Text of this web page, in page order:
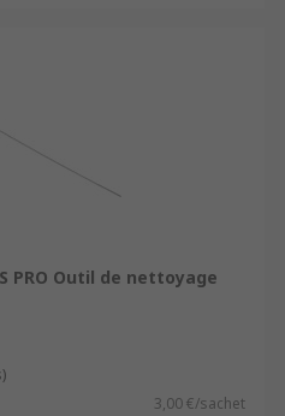
PRO Outil de nettoyage
3,00 €/sachet